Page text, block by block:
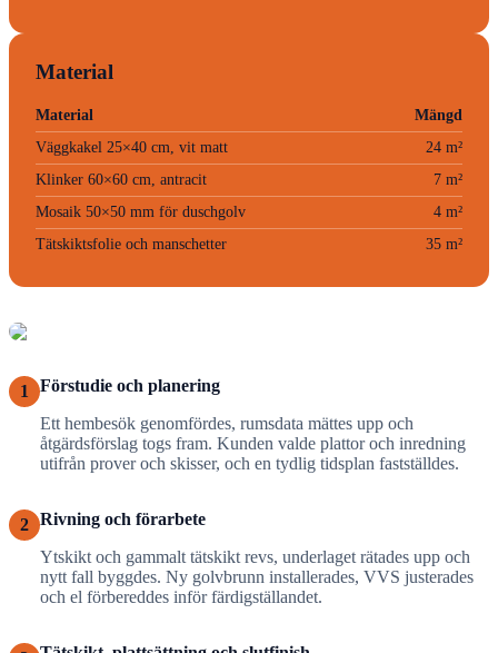
Material
Material
Mängd
Väggkakel 25×40 cm, vit matt
24 m²
Klinker 60×60 cm, antracit
7 m²
Mosaik 50×50 mm för duschgolv
4 m²
Tätskiktsfolie och manschetter
35 m²
1
Förstudie och planering
Ett hembesök genomfördes, rumsdata mättes upp och
åtgärdsförslag togs fram. Kunden valde plattor och inredning
utifrån prover och skisser, och en tydlig tidsplan fastställdes.
2 Rivning och förarbete
Ytskikt och gammalt tätskikt revs, underlaget rätades upp och
nytt fall byggdes. Ny golvbrunn installerades, VVS justerades
och el förbereddes inför färdigställandet.